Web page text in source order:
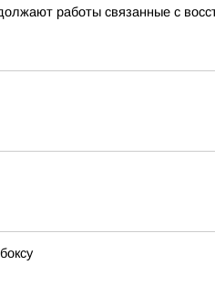
работы связанные с